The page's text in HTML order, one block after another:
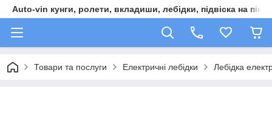
Auto-vin кунги, ролети, вкладиши, лебідки, підвіска на пікап
Товари та послуги Електричні лебідки Лебідка